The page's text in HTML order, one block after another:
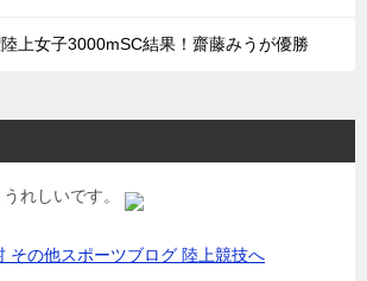
上女子3000mSC結果！齋藤みうが優勝
れしいです。